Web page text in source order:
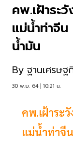
คพ.เฝ้าระ
แม่น้ำท่าจี
น้ำมัน
By ฐานเศรษ
30 พ.ย. 64 | 10:21 น.
คพ.เฝ้าระ
แม่น้ำท่าจี